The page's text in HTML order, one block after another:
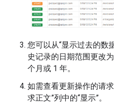
您可以从“显示过去的数
史记录的日期范围更改
个月或 1 年。
如需查看更新操作的请
求正文”列中的“显示”。